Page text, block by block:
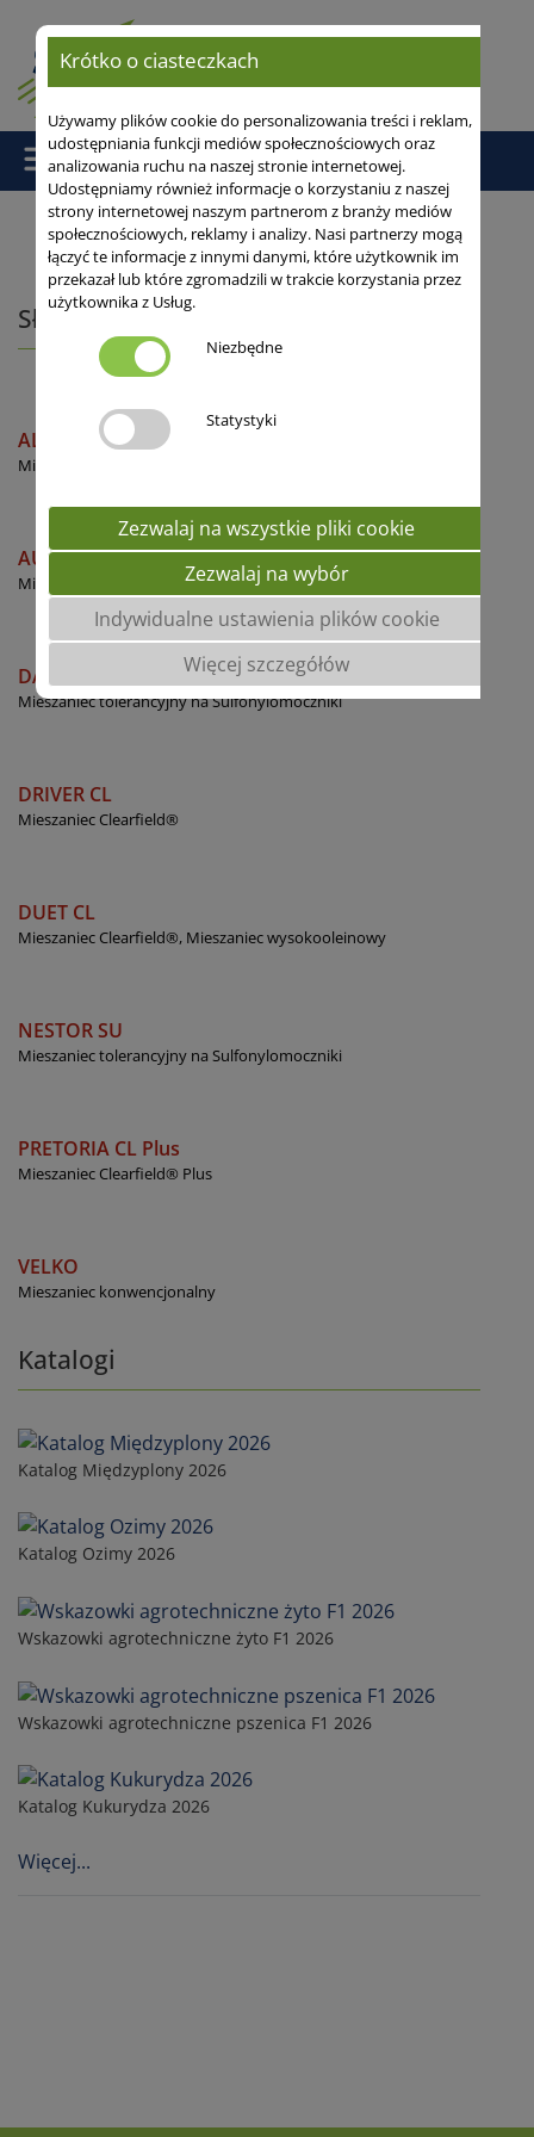
Strona główna/Odmiany/Inne/ Słonecznik
Katalogi
Katalog Międzyplony 2026
Katalog Ozimy 2026
Wskazowki agrotechniczne żyto F1 2026
Wskazowki agrotechniczne pszenica F1 2026
Katalog Kukurydza 2026
Więcej...
Słonecznik
ALEXA SU
Mieszaniec tolerancyjny na Sulfonylomoczniki
AUSTRALIA
Mieszaniec konwencjonalny
DAVERO SU
Mieszaniec tolerancyjny na Sulfonylomoczniki
DRIVER CL
Mieszaniec Clearfield®
DUET CL
Mieszaniec Clearfield®, Mieszaniec wysokooleinowy
NESTOR SU
Mieszaniec tolerancyjny na Sulfonylomoczniki
PRETORIA CL Plus
Mieszaniec Clearfield® Plus
VELKO
Mieszaniec konwencjonalny
Krótko o ciasteczkach
Używamy plików cookie do personalizowania treści i reklam,
udostępniania funkcji mediów społecznościowych oraz
analizowania ruchu na naszej stronie internetowej.
Udostępniamy również informacje o korzystaniu z naszej
strony internetowej naszym partnerom z branży mediów
społecznościowych, reklamy i analizy. Nasi partnerzy mogą
łączyć te informacje z innymi danymi, które użytkownik im
przekazał lub które zgromadzili w trakcie korzystania przez
użytkownika z Usług.
Niezbędne
Statystyki
Zezwalaj na wszystkie pliki cookie
Zezwalaj na wybór
Indywidualne ustawienia plików cookie
Więcej szczegółów